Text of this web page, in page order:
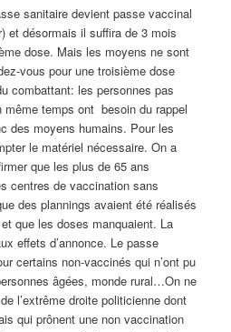
sanitaire devient passe vaccinal
et désormais il suffira de 3 mois
dose. Mais les moyens ne sont
vous pour une troisième dose
combattant: les personnes pas
temps ont besoin du rappel
des moyens humains. Pour les
le matériel nécessaire. On a
que les plus de 65 ans
centres de vaccination sans
des plannings avaient été réalisés
que les doses manquaient. La
effets d’annonce. Le passe
certains non-vaccinés qui n’ont pu
âgées, monde rural…On ne
l’extrême droite politicienne dont
qui prônent une non vaccination